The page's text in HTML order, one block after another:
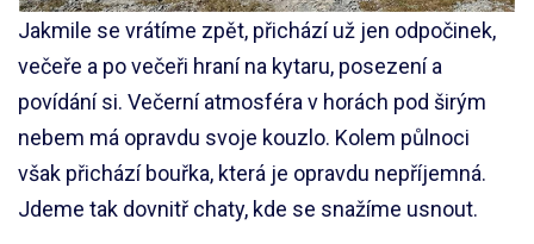
Jakmile se vrátíme zpět, přichází už jen odpočinek,
večeře a po večeři hraní na kytaru, posezení a
povídání si. Večerní atmosféra v horách pod širým
nebem má opravdu svoje kouzlo. Kolem půlnoci
však přichází bouřka, která je opravdu nepříjemná.
Jdeme tak dovnitř chaty, kde se snažíme usnout.